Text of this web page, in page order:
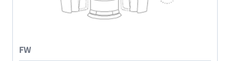
FW